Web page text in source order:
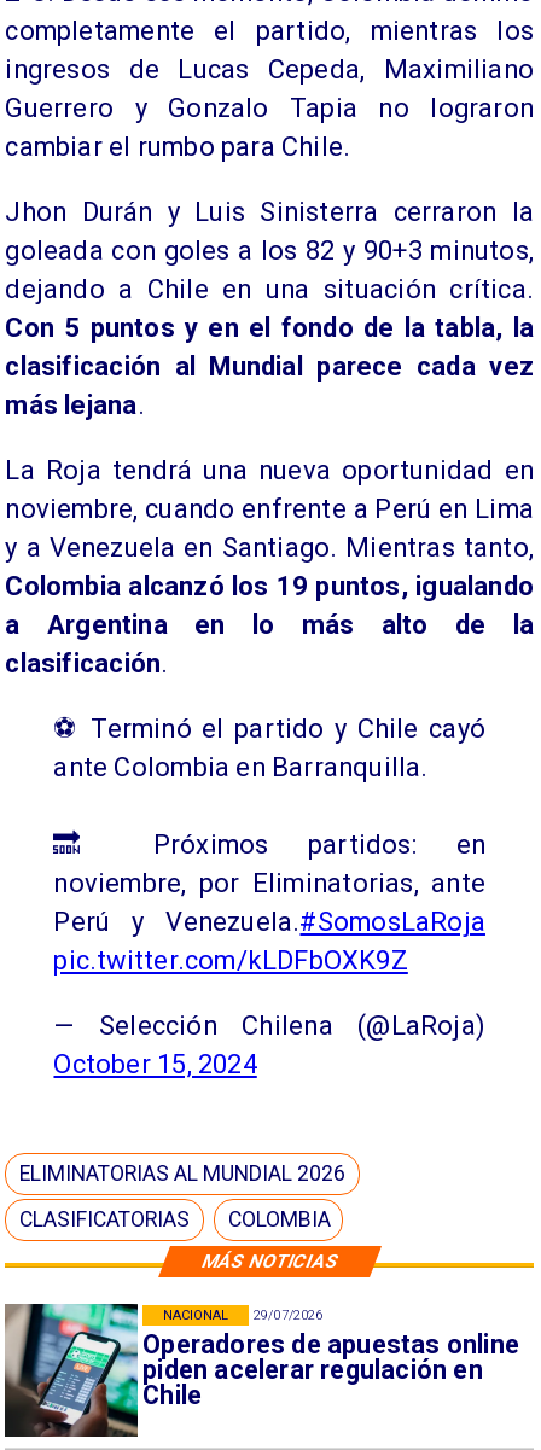
MÁS NOTICIAS
29/07/2026
Operadores de apuestas online
piden acelerar regulación en
Chile
NACIONAL
completamente el partido, mientras los
ingresos de Lucas Cepeda, Maximiliano
Guerrero y Gonzalo Tapia no lograron
cambiar el rumbo para Chile.
Jhon Durán y Luis Sinisterra cerraron la
goleada con goles a los 82 y 90+3 minutos,
dejando a Chile en una situación crítica.
Con 5 puntos y en el fondo de la tabla, la
clasificación al Mundial parece cada vez
más lejana.
La Roja tendrá una nueva oportunidad en
noviembre, cuando enfrente a Perú en Lima
y a Venezuela en Santiago. Mientras tanto,
Colombia alcanzó los 19 puntos, igualando
a Argentina en lo más alto de la
clasificación.
⚽ Terminó el partido y Chile cayó
ante Colombia en Barranquilla.
🔜 Próximos partidos: en
noviembre, por Eliminatorias, ante
Perú y Venezuela.#SomosLaRoja
pic.twitter.com/kLDFbOXK9Z
— Selección Chilena (@LaRoja)
October 15, 2024
ELIMINATORIAS AL MUNDIAL 2026
CLASIFICATORIAS
COLOMBIA